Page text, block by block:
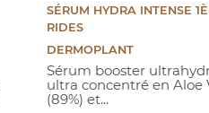
SÉRUM HYDRA INTENSE
RIDES
DERMOPLANT
Sérum booster
ultra concentré en Aloe
(89%) et...